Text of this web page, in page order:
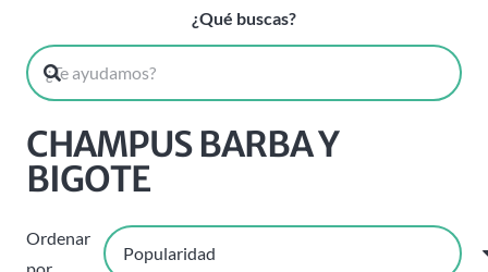
¿Qué buscas?
CHAMPUS BARBA Y
BIGOTE
Ordenar